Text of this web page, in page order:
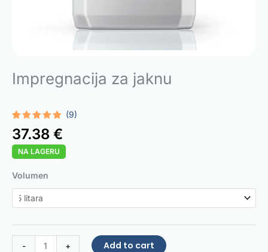
Impregnacija za jaknu
Rated 5.00
out of 5
based on
9
customer
ratings
(9)
37.38 €
NA LAGERU
Volumen
-
Jacket
Water
Repellent
+ Add to cart